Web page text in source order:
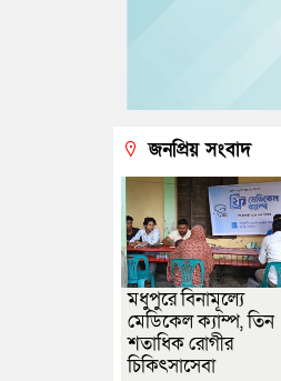
জনপ্রিয় সংবাদ
মধুপুরে বিনামূল্যে
মেডিকেল ক্যাম্প, তিন
শতাধিক রোগীর
চিকিৎসাসেবা